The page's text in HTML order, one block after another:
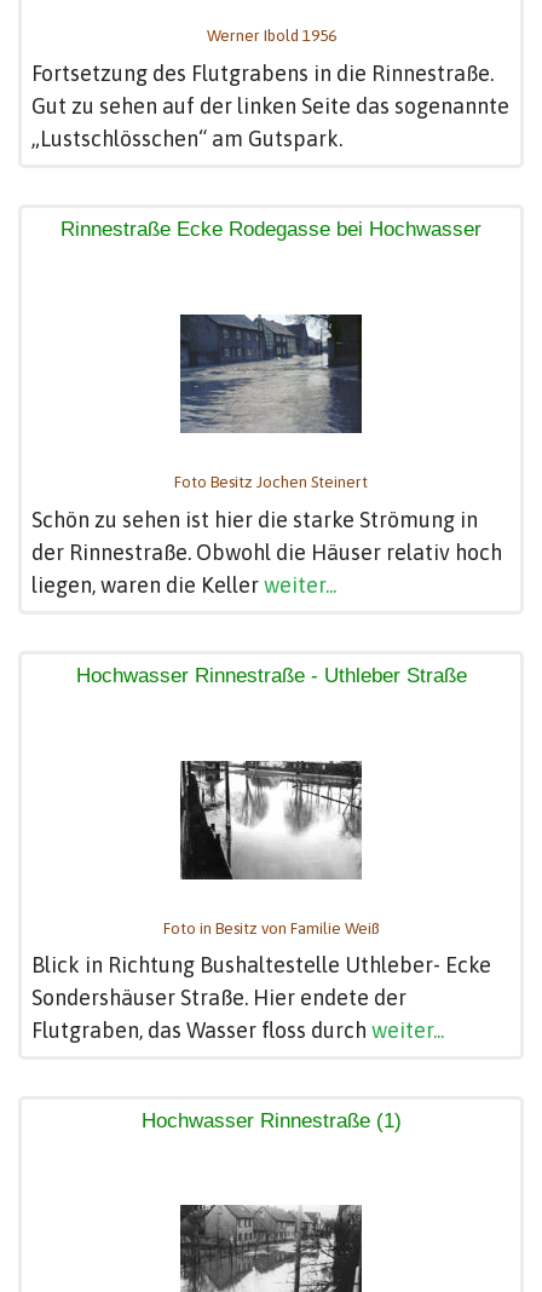
Werner Ibold 1956
Fortsetzung des Flutgrabens in die Rinnestraße.
Gut zu sehen auf der linken Seite das sogenannte
„Lustschlösschen“ am Gutspark.
Rinnestraße Ecke Rodegasse bei Hochwasser
Foto Besitz Jochen Steinert
Schön zu sehen ist hier die starke Strömung in
der Rinnestraße. Obwohl die Häuser relativ hoch
liegen, waren die Kellerweiter...
Hochwasser Rinnestraße - Uthleber Straße
Foto in Besitz von Familie Weiß
Blick in Richtung Bushaltestelle Uthleber- Ecke
Sondershäuser Straße. Hier endete der
Flutgraben, das Wasser floss durch weiter...
Hochwasser Rinnestraße (1)